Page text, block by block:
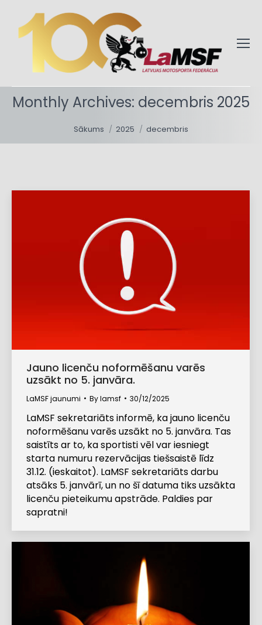
Monthly Archives: decembris 2025
Sākums 2025 decembris
Jauno licenču noformēšanu varēs
uzsākt no 5. janvāra.
LaMSF jaunumi Bylamsf 30/12/2025
LaMSF sekretariāts informē, ka jauno licenču
noformēšanu varēs uzsākt no 5. janvāra. Tas
saistīts ar to, ka sportisti vēl var iesniegt
starta numuru rezervācijas tiešsaistē līdz
31.12. (ieskaitot). LaMSF sekretariāts darbu
atsāks 5. janvārī, un no šī datuma tiks uzsākta
licenču pieteikumu apstrāde. Paldies par
sapratni!